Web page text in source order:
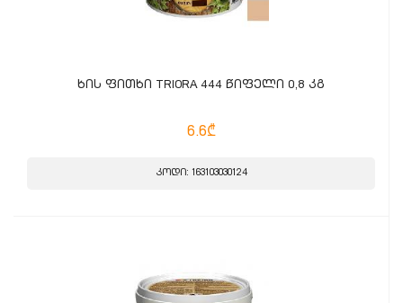
ხის ფითხი TRIORA 444 წიფელი 0,8 კგ
6.6₾
კოდი: 163103030124